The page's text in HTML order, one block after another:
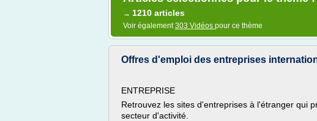
→ 1210 articles
Voir également303 Vidéos pour ce thème
Offres d'emploi des entreprises
ENTREPRISE
Retrouvez les sites d'entreprises à l'étranger qui
secteur d'activité.